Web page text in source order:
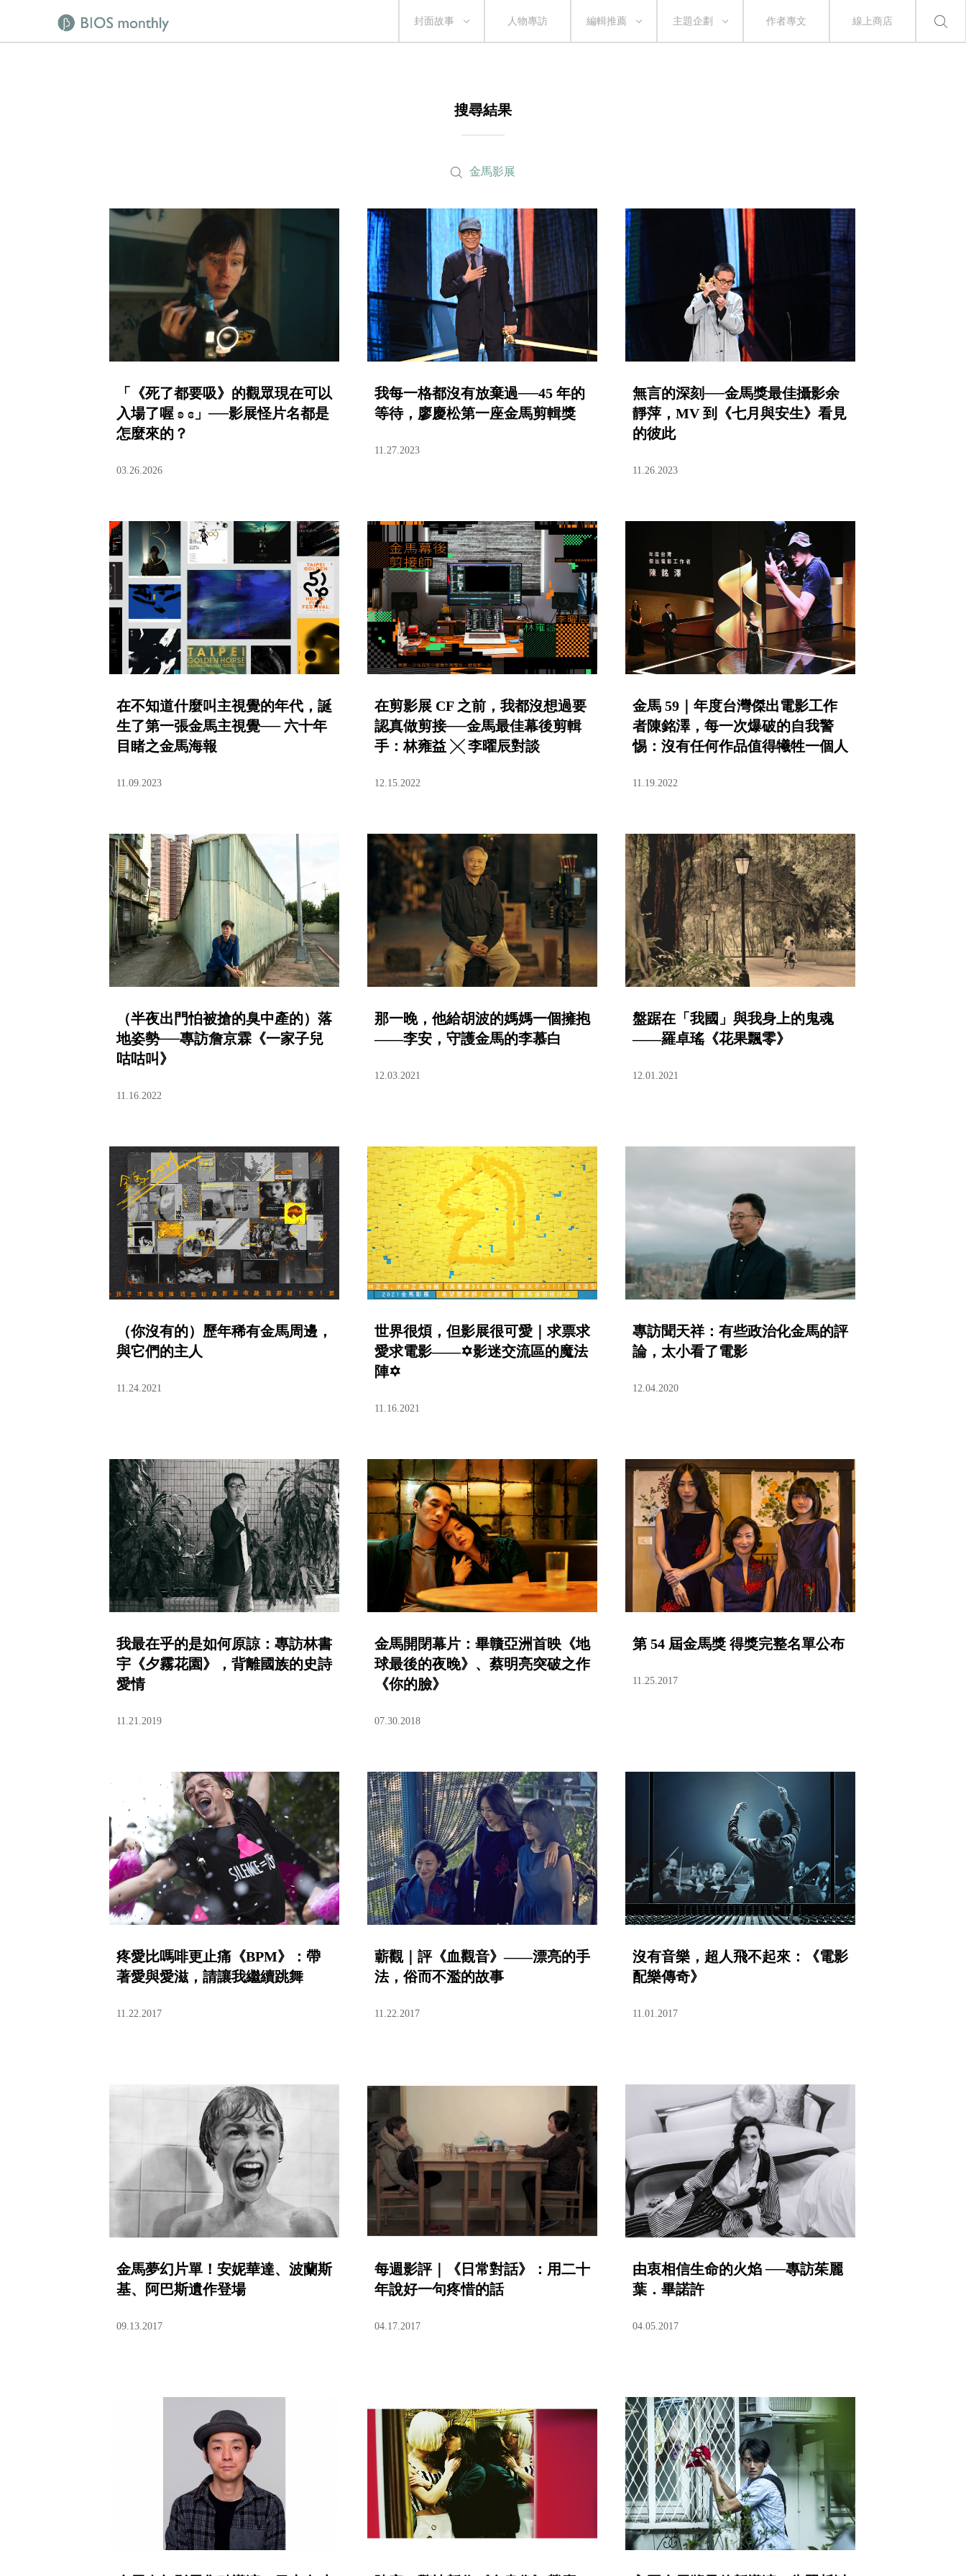
封面故事 人物專訪 編輯推薦 主題企劃 作者專文 線上商店
搜尋結果
金馬影展
「《死了都要吸》的觀眾現在可以
入場了喔 ʚ ɞ」──影展怪片名都是
怎麼來的？
03.26.2026
我每一格都沒有放棄過──45 年的
等待，廖慶松第一座金馬剪輯獎
11.27.2023
無言的深刻──金馬獎最佳攝影余
靜萍，MV 到《七月與安生》看見
的彼此
11.26.2023
在不知道什麼叫主視覺的年代，誕
生了第一張金馬主視覺── 六十年
目睹之金馬海報
11.09.2023
在剪影展 CF 之前，我都沒想過要
認真做剪接──金馬最佳幕後剪輯
手：林雍益 ╳ 李曜辰對談
12.15.2022
金馬 59｜年度台灣傑出電影工作
者陳銘澤，每一次爆破的自我警
惕：沒有任何作品值得犧牲一個人
11.19.2022
（半夜出門怕被搶的臭中產的）落
地姿勢──專訪詹京霖《一家子兒
咕咕叫》
11.16.2022
那一晚，他給胡波的媽媽一個擁抱
——李安，守護金馬的李慕白
12.03.2021
盤踞在「我國」與我身上的鬼魂
——羅卓瑤《花果飄零》
12.01.2021
（你沒有的）歷年稀有金馬周邊，
與它們的主人
11.24.2021
世界很煩，但影展很可愛｜求票求
愛求電影——✡影迷交流區的魔法
陣✡
11.16.2021
專訪聞天祥：有些政治化金馬的評
論，太小看了電影
12.04.2020
我最在乎的是如何原諒：專訪林書
宇《夕霧花園》，背離國族的史詩
愛情
11.21.2019
金馬開閉幕片：畢贛亞洲首映《地
球最後的夜晚》、蔡明亮突破之作
《你的臉》
07.30.2018
第 54 屆金馬獎 得獎完整名單公布
11.25.2017
疼愛比嗎啡更止痛《BPM》：帶
著愛與愛滋，請讓我繼續跳舞
11.22.2017
蘄觀｜評《血觀音》——漂亮的手
法，俗而不濫的故事
11.22.2017
沒有音樂，超人飛不起來：《電影
配樂傳奇》
11.01.2017
金馬夢幻片單！安妮華達、波蘭斯
基、阿巴斯遺作登場
09.13.2017
每週影評｜《日常對話》：用二十
年說好一句疼惜的話
04.17.2017
由衷相信生命的火焰 ──專訪茱麗
葉．畢諾許
04.05.2017